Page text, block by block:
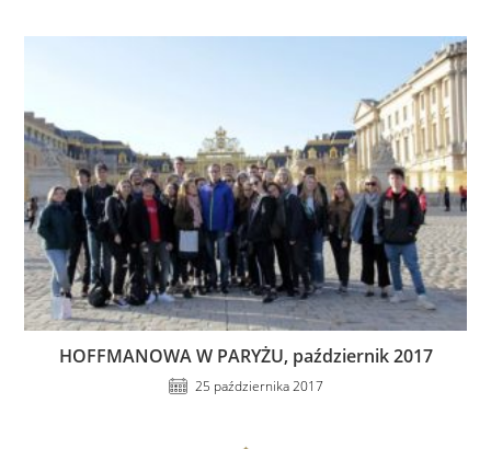
HOFFMANOWA W PARYŻU, październik 2017
25 października 2017